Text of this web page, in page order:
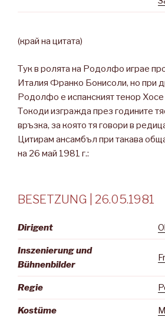
(край на цитата)
Тук в ролята на Родолфо играе
Италия Франко Бонисоли, но при
Родолфо е испанският тенор Хосе
Токоди изгражда през годините
връзка, за която тя говори в
Цитирам ансамбъл при такава
на 26 май 1981 г.:
BESETZUNG | 26.05.1981
Dirigent
Inszenierung und
Bühnenbilder
Regie
Kostüme